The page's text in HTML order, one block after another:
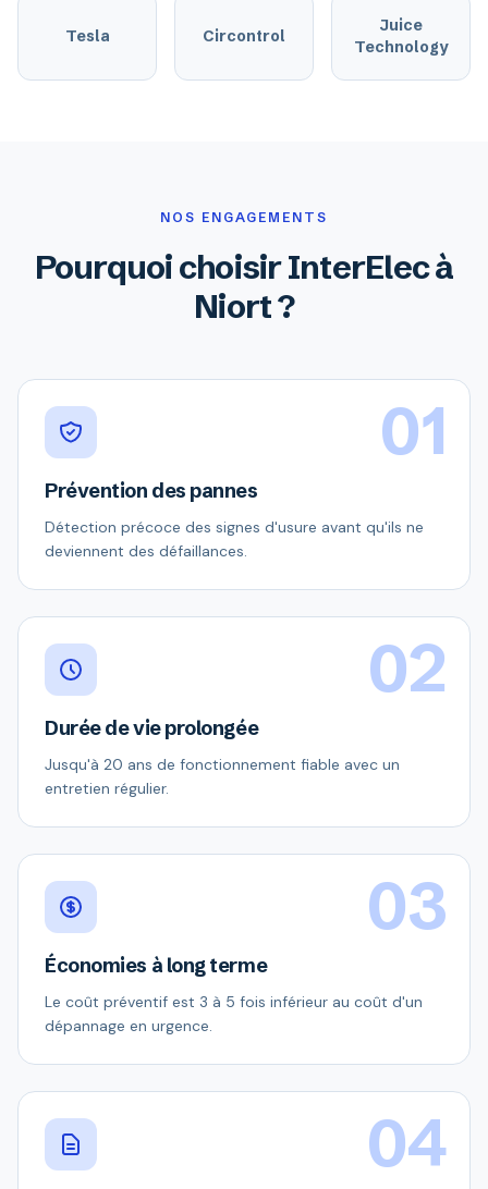
Tesla Circontrol
Juice
Technology
NOS ENGAGEMENTS
Pourquoi choisir InterElec à
Niort ?
01
Prévention des pannes
Détection précoce des signes d'usure avant qu'ils ne
deviennent des défaillances.
02
Durée de vie prolongée
Jusqu'à 20 ans de fonctionnement fiable avec un
entretien régulier.
03
Économies à long terme
Le coût préventif est 3 à 5 fois inférieur au coût d'un
dépannage en urgence.
04